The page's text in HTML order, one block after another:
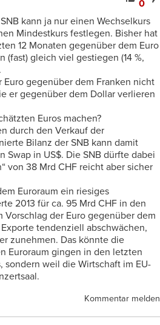
0
kann ja nur einen Wechselkurs
Mindestkurs festlegen. Bisher hat
12 Monaten gegenüber dem Euro
(fast) gleich viel gestiegen (14 %,
gegenüber dem Franken nicht
er gegenüber dem Dollar verlieren
Euros machen?
durch den Verkauf der
Bilanz der SNB kann damit
in US$. Die SNB dürfte dabei
von 38 Mrd CHF reicht aber sicher
Euroraum ein riesiges
2013 für ca. 95 Mrd CHF in den
Vorschlag der Euro gegenüber dem
tendenziell abschwächen,
zunehmen. Das könnte die
Euroraum gingen in den letzten
sondern weil die Wirtschaft im EU-
Kommentar melden